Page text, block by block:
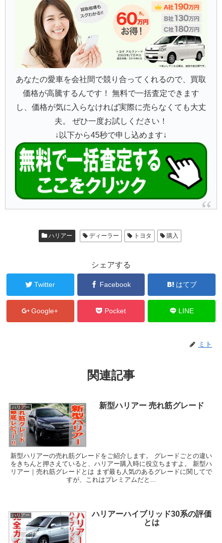
あなたの愛車を会社間で競り合ってくれるので、買取
価格が高騰するんです！ 無料で一括査定できます
し、価格が気に入らなければ実際に売らなくても大丈
夫。 ぜひ一度お試しください！
↓以下から45秒で申し込めます↓
ハリアー ディーラー トヨタ 購入
シェアする
Twitter Facebook はてブ
Google+ Pocket LINE
ミト
関連記事
ハリアー 新型ハリアー 売れ筋グレード
新型ハリアーの売れ筋グレードをご紹介します。 グレードごとの違い
をきちんと押さえていると、ハリアー購入時に役立ちますよ。 新型ハ
リアー｜売れ筋グレードとは まず最も人気のあるグレードに関してで
すが、これはプレミアムだと...
ハリアー
ハリアーハイブリッド30系の評価
とは